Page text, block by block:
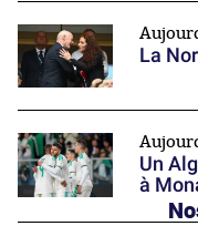
La
Un
à